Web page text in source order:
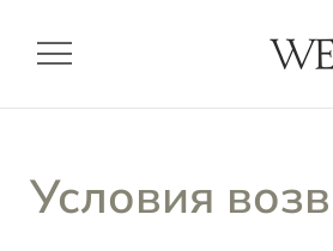
menu
Условия